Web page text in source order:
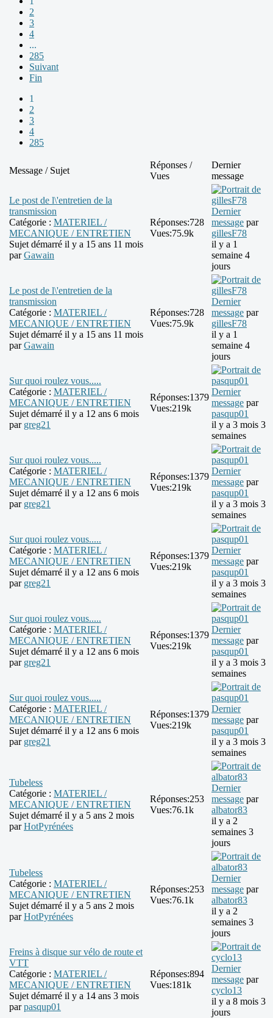
2
3
4
...
285
Suivant
Fin
1
2
3
4
285
Message / Sujet
Réponses /
Vues
Dernier
message
Le post de l\'entretien de la
transmission
Catégorie : MATERIEL /
MECANIQUE / ENTRETIEN
Sujet démarré il y a 15 ans 11 mois
parGawain
Réponses:728
Vues:75.9k
Dernier
message par
gillesF78
il y a 1
semaine 4
jours
Le post de l\'entretien de la
transmission
Catégorie : MATERIEL /
MECANIQUE / ENTRETIEN
Sujet démarré il y a 15 ans 11 mois
parGawain
Réponses:728
Vues:75.9k
Dernier
message par
gillesF78
il y a 1
semaine 4
jours
Sur quoi roulez vous.....
Catégorie : MATERIEL /
MECANIQUE / ENTRETIEN
Sujet démarré il y a 12 ans 6 mois
par greg21
Réponses:1379
Vues:219k
Dernier
message par
pasqup01
il y a 3 mois 3
semaines
Sur quoi roulez vous.....
Catégorie : MATERIEL /
MECANIQUE / ENTRETIEN
Sujet démarré il y a 12 ans 6 mois
par greg21
Réponses:1379
Vues:219k
Dernier
message par
pasqup01
il y a 3 mois 3
semaines
Sur quoi roulez vous.....
Catégorie : MATERIEL /
MECANIQUE / ENTRETIEN
Sujet démarré il y a 12 ans 6 mois
par greg21
Réponses:1379
Vues:219k
Dernier
message par
pasqup01
il y a 3 mois 3
semaines
Sur quoi roulez vous.....
Catégorie : MATERIEL /
MECANIQUE / ENTRETIEN
Sujet démarré il y a 12 ans 6 mois
par greg21
Réponses:1379
Vues:219k
Dernier
message par
pasqup01
il y a 3 mois 3
semaines
Sur quoi roulez vous.....
Catégorie : MATERIEL /
MECANIQUE / ENTRETIEN
Sujet démarré il y a 12 ans 6 mois
par greg21
Réponses:1379
Vues:219k
Dernier
message par
pasqup01
il y a 3 mois 3
semaines
Tubeless
Catégorie : MATERIEL /
MECANIQUE / ENTRETIEN
Sujet démarré il y a 5 ans 2 mois
parHotPyrénées
Réponses:253
Vues:76.1k
Dernier
message par
albator83
il y a 2
semaines 3
jours
Tubeless
Catégorie : MATERIEL /
MECANIQUE / ENTRETIEN
Sujet démarré il y a 5 ans 2 mois
parHotPyrénées
Réponses:253
Vues:76.1k
Dernier
message par
albator83
il y a 2
semaines 3
jours
Freins à disque sur vélo de route et
VTT
Catégorie : MATERIEL /
MECANIQUE / ENTRETIEN
Sujet démarré il y a 14 ans 3 mois
parpasqup01
Réponses:894
Vues:181k
Dernier
message par
cyclo13
il y a 8 mois 3
jours